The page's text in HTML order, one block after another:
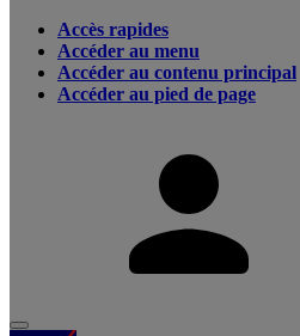
Accès rapides
Accéder au menu
Accéder au contenu principal
Accéder au pied de page